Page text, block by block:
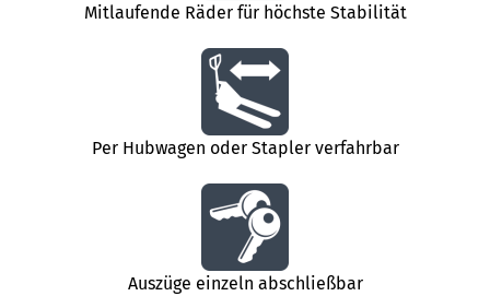
Mitlaufende Räder für höchste Stabilität
Per Hubwagen oder Stapler verfahrbar
Auszüge einzeln abschließbar